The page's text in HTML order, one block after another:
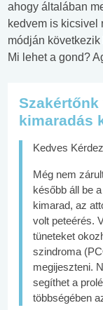
ahogy általában
kedvem is kicsivel
módján
Mi lehet a gond?
kimaradás
Kedves
Még nem
később áll be
kimarad, az
volt peteérés.
tüneteket
szindroma
megijeszteni.
segíthet a
többségében